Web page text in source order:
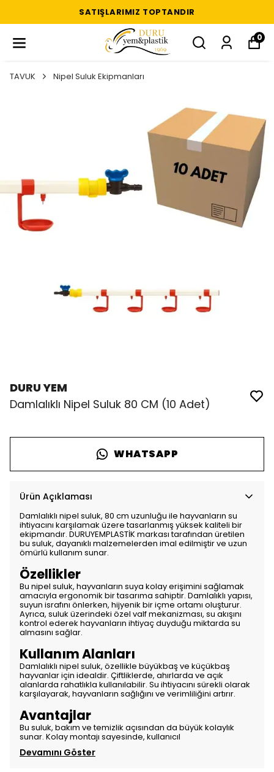
SATIŞLARIMIZ TOPTANDIR
0
TAVUK Nipel Suluk Ekipmanları
DURU YEM
Damlalıklı Nipel Suluk 80 CM (10 Adet)
WHATSAPP
Ürün Açıklaması
Damlalıklı nipel suluk, 80 cm uzunluğu ile hayvanların su
ihtiyacını karşılamak üzere tasarlanmış yüksek kaliteli bir
ekipmandır. DURUYEMPLASTİK markası tarafından üretilen
bu suluk, dayanıklı malzemelerden imal edilmiştir ve uzun
ömürlü kullanım sunar.
Özellikler
Bu nipel suluk, hayvanların suya kolay erişimini sağlamak
amacıyla ergonomik bir tasarıma sahiptir. Damlalıklı yapısı,
suyun israfını önlerken, hijyenik bir içme ortamı oluşturur.
Ayrıca, suluk üzerindeki özel valf mekanizması, su akışını
kontrol ederek hayvanların ihtiyaç duyduğu miktarda su
almasını sağlar.
Kullanım Alanları
Damlalıklı nipel suluk, özellikle büyükbaş ve küçükbaş
hayvanlar için idealdir. Çiftliklerde, ahırlarda ve açık
alanlarda rahatlıkla kullanılabilir. Su ihtiyacını sürekli olarak
karşılayarak, hayvanların sağlığını ve verimliliğini artırır.
Avantajlar
Bu suluk, bakım ve temizlik açısından da büyük kolaylık
sunar. Kolay montajı sayesinde, kullanıcıl
Devamını Göster